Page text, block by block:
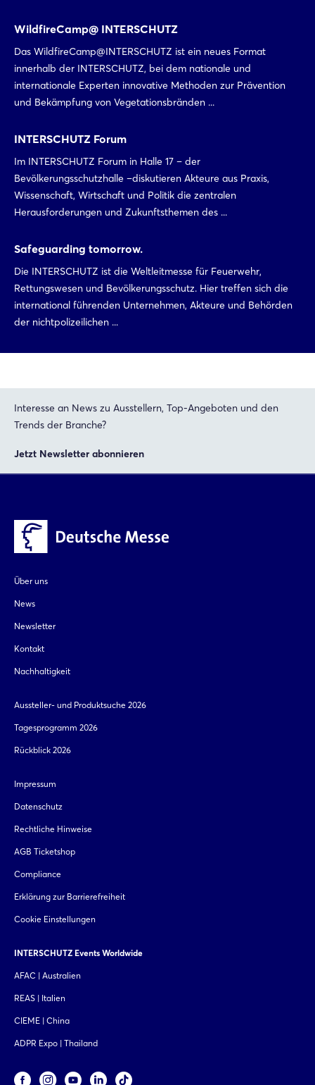
WildfireCamp@ INTERSCHUTZ
Das WildfireCamp@INTERSCHUTZ ist ein neues Format
innerhalb der INTERSCHUTZ, bei dem nationale und
internationale Experten innovative Methoden zur Prävention
und Bekämpfung von Vegetationsbränden ...
INTERSCHUTZ Forum
Im INTERSCHUTZ Forum in Halle 17 – der
Bevölkerungsschutzhalle –diskutieren Akteure aus Praxis,
Wissenschaft, Wirtschaft und Politik die zentralen
Herausforderungen und Zukunftsthemen des ...
Safeguarding tomorrow.
Die INTERSCHUTZ ist die Weltleitmesse für Feuerwehr,
Rettungswesen und Bevölkerungsschutz. Hier treffen sich die
international führenden Unternehmen, Akteure und Behörden
der nichtpolizeilichen ...
Interesse an News zu Ausstellern, Top-Angeboten und den
Trends der Branche?
Jetzt Newsletter abonnieren
Über uns
News
Newsletter
Kontakt
Nachhaltigkeit
Aussteller- und Produktsuche 2026
Tagesprogramm 2026
Rückblick 2026
Impressum
Datenschutz
Rechtliche Hinweise
AGB Ticketshop
Compliance
Erklärung zur Barrierefreiheit
Cookie Einstellungen
INTERSCHUTZ Events Worldwide
AFAC | Australien
REAS | Italien
CIEME | China
ADPR Expo | Thailand